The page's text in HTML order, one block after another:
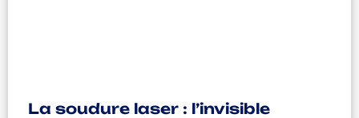
La soudure laser : l’invisible